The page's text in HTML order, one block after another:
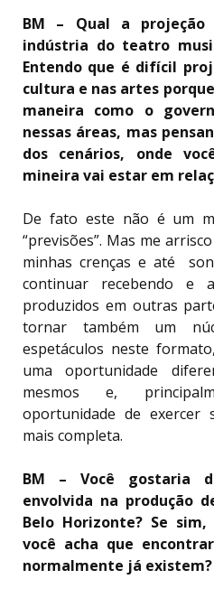
BM – Qual a
indústria do teatro
Entendo que é difícil
cultura e nas artes
maneira como o
nessas áreas, mas
dos cenários, onde
mineira vai estar em
De fato este não é um
“previsões”. Mas me
minhas crenças e até
continuar recebendo e
produzidos em outras
tornar também um
espetáculos neste
uma oportunidade
mesmos e,
oportunidade de exercer
mais completa.
BM – Você gostaria
envolvida na produção
Belo Horizonte? Se
você acha que
normalmente já existem?